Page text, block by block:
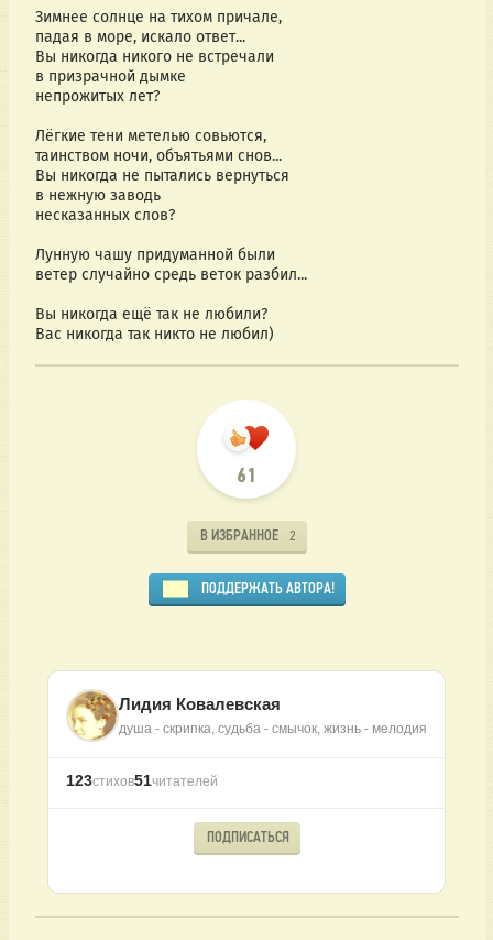
Зимнее солнце на тихом причале,
падая в море, искало ответ...
Вы никогда никого не встречали
в призрачной дымке
непрожитых лет?
Лёгкие тени метелью совьются,
таинством ночи, объятьями снов...
Вы никогда не пытались вернуться
в нежную заводь
несказанных слов?
Лунную чашу придуманной были
ветер случайно средь веток разбил...
Вы никогда ещё так не любили?
Вас никогда так никто не любил)
61
В ИЗБРАННОЕ 2
ПОДДЕРЖАТЬ АВТОРА!
Лидия Ковалевская
душа - скрипка, судьба - смычок, жизнь - мелодия
123стихов51читателей
ПОДПИСАТЬСЯ